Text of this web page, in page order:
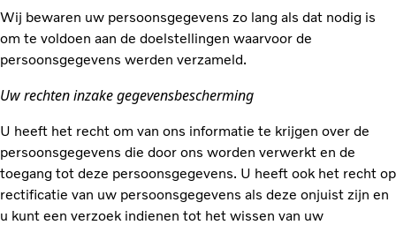
Wij bewaren uw persoonsgegevens zo lang als dat nodig is
om te voldoen aan de doelstellingen waarvoor de
persoonsgegevens werden verzameld.
Uw rechten inzake gegevensbescherming
U heeft het recht om van ons informatie te krijgen over de
persoonsgegevens die door ons worden verwerkt en de
toegang tot deze persoonsgegevens. U heeft ook het recht op
rectificatie van uw persoonsgegevens als deze onjuist zijn en
u kunt een verzoek indienen tot het wissen van uw